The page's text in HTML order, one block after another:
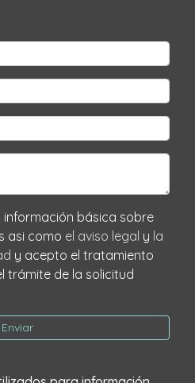
protección de datos asi como el aviso legal y la
y acepto el tratamiento
trámite de la solicitud
Enviar